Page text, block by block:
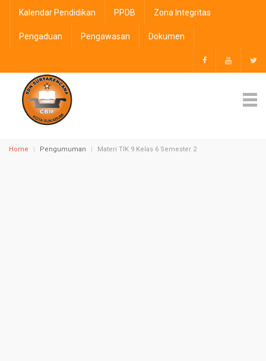
Kalendar Pendidikan PPDB Zona Integritas
Pengaduan Pengawasan Dokumen
Home Pengumuman Materi TIK 9 Kelas 6 Semester 2